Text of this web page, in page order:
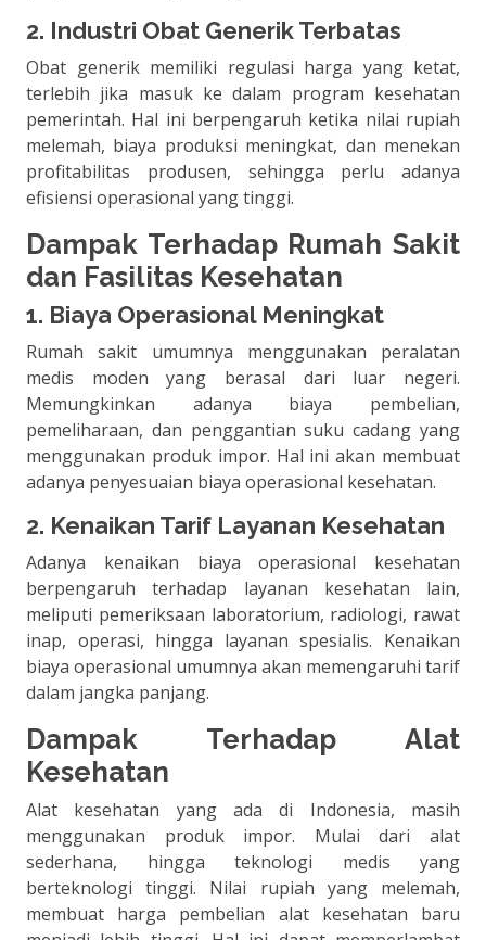
2. Industri Obat Generik Terbatas
Obat generik memiliki regulasi harga yang ketat,
terlebih jika masuk ke dalam program kesehatan
pemerintah. Hal ini berpengaruh ketika nilai rupiah
melemah, biaya produksi meningkat, dan menekan
profitabilitas produsen, sehingga perlu adanya
efisiensi operasional yang tinggi.
Dampak Terhadap Rumah Sakit
dan Fasilitas Kesehatan
1. Biaya Operasional Meningkat
Rumah sakit umumnya menggunakan peralatan
medis moden yang berasal dari luar negeri.
Memungkinkan adanya biaya pembelian,
pemeliharaan, dan penggantian suku cadang yang
menggunakan produk impor. Hal ini akan membuat
adanya penyesuaian biaya operasional kesehatan.
2. Kenaikan Tarif Layanan Kesehatan
Adanya kenaikan biaya operasional kesehatan
berpengaruh terhadap layanan kesehatan lain,
meliputi pemeriksaan laboratorium, radiologi, rawat
inap, operasi, hingga layanan spesialis. Kenaikan
biaya operasional umumnya akan memengaruhi tarif
dalam jangka panjang.
Dampak Terhadap Alat
Kesehatan
Alat kesehatan yang ada di Indonesia, masih
menggunakan produk impor. Mulai dari alat
sederhana, hingga teknologi medis yang
berteknologi tinggi. Nilai rupiah yang melemah,
membuat harga pembelian alat kesehatan baru